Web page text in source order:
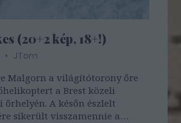
(20+2 kép, 18+!)
JTom
Malgorn a világítótorony őre
a Brest közeli
A későn észlelt
sikerült visszamennie a